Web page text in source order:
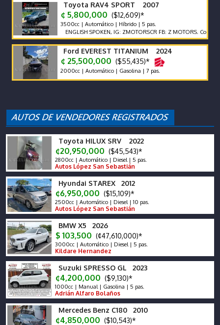
Toyota RAV4 SPORT 2007
¢ 5,800,000 ($12,609)*
3500cc | Automático | Híbrido | 5 pas.
ENGLISH SPOKEN, IG: ZMOTORSCR FB: Z MOTORS. Contáctenos
Ford EVEREST TITANIUM 2024
¢ 25,500,000 ($55,435)*
2000cc | Automático | Gasolina | 7 pas.
Toyota HILUX SRV 2022
¢20,950,000 ($45,543)*
2800cc | Automático | Diesel | 5 pas.
Autos López San Sebastián
Hyundai STAREX 2012
¢6,950,000 ($15,109)*
2500cc | Automático | Diesel | 10 pas.
Autos López San Sebastián
BMW X5 2026
$ 103,500 (¢47,610,000)*
3000cc | Automático | Diesel | 5 pas.
Kildare Hernandez
Suzuki SPRESSO GL 2023
¢4,200,000 ($9,130)*
1000cc | Manual | Gasolina | 5 pas.
Adrián Alfaro Bolaños
Mercedes Benz C180 2010
¢4,850,000 ($10,543)*